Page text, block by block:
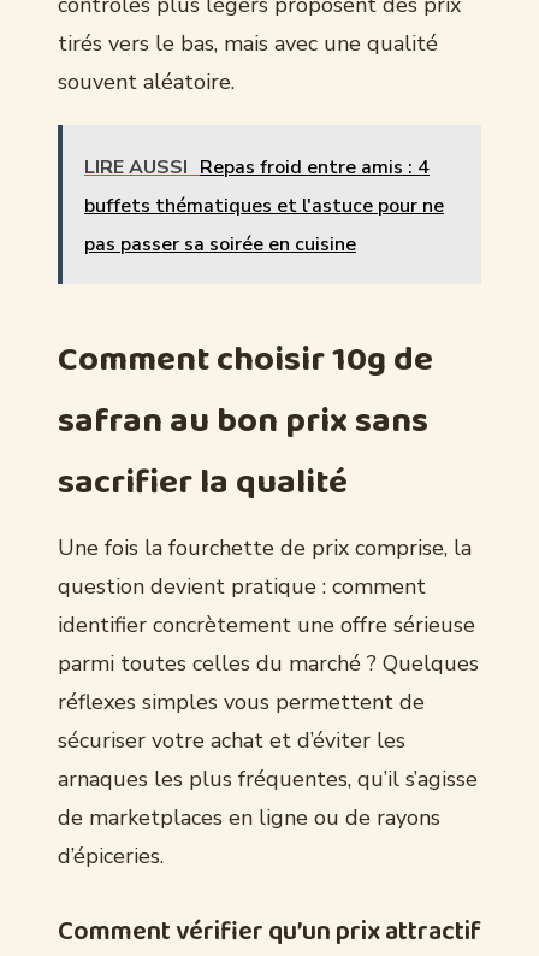
tirés vers le bas, mais avec une qualité
souvent aléatoire.
LIRE AUSSI Repas froid entre amis : 4
buffets thématiques et l'astuce pour ne
pas passer sa soirée en cuisine
Comment choisir 10g de
safran au bon prix sans
sacrifier la qualité
Une fois la fourchette de prix comprise, la
question devient pratique : comment
identifier concrètement une offre sérieuse
parmi toutes celles du marché ? Quelques
réflexes simples vous permettent de
sécuriser votre achat et d’éviter les
arnaques les plus fréquentes, qu’il s’agisse
de marketplaces en ligne ou de rayons
d’épiceries.
Comment vérifier qu’un prix attractif